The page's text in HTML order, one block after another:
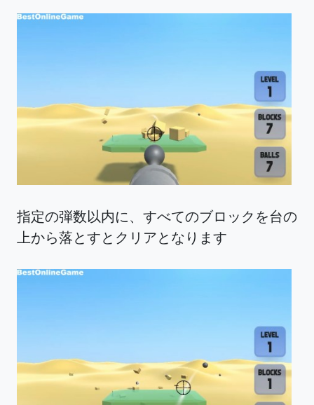
指定の弾数以内に、すべてのブロックを台の
上から落とすとクリアとなります